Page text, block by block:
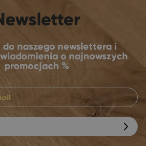
do naszego newslettera i
o najnowszych
promocjach %